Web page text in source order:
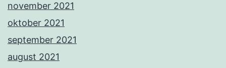
november 2021
oktober 2021
september 2021
august 2021